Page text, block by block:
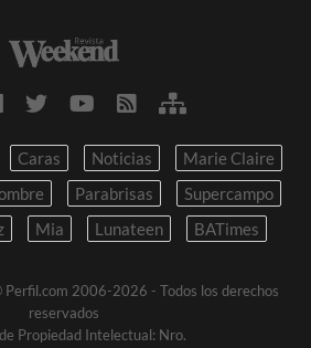
Caras Noticias
Marie Claire
Parabrisas
Supercampo
Mia Lunateen BATimes
Perfil.com 2006-2026 - Todos los derechos
reservados
Propiedad Intelectual: Nro.